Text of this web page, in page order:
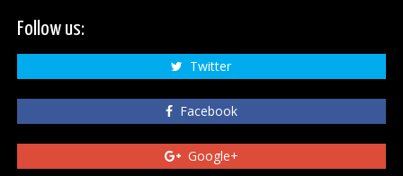
Follow us:
Twitter
Facebook
Google+